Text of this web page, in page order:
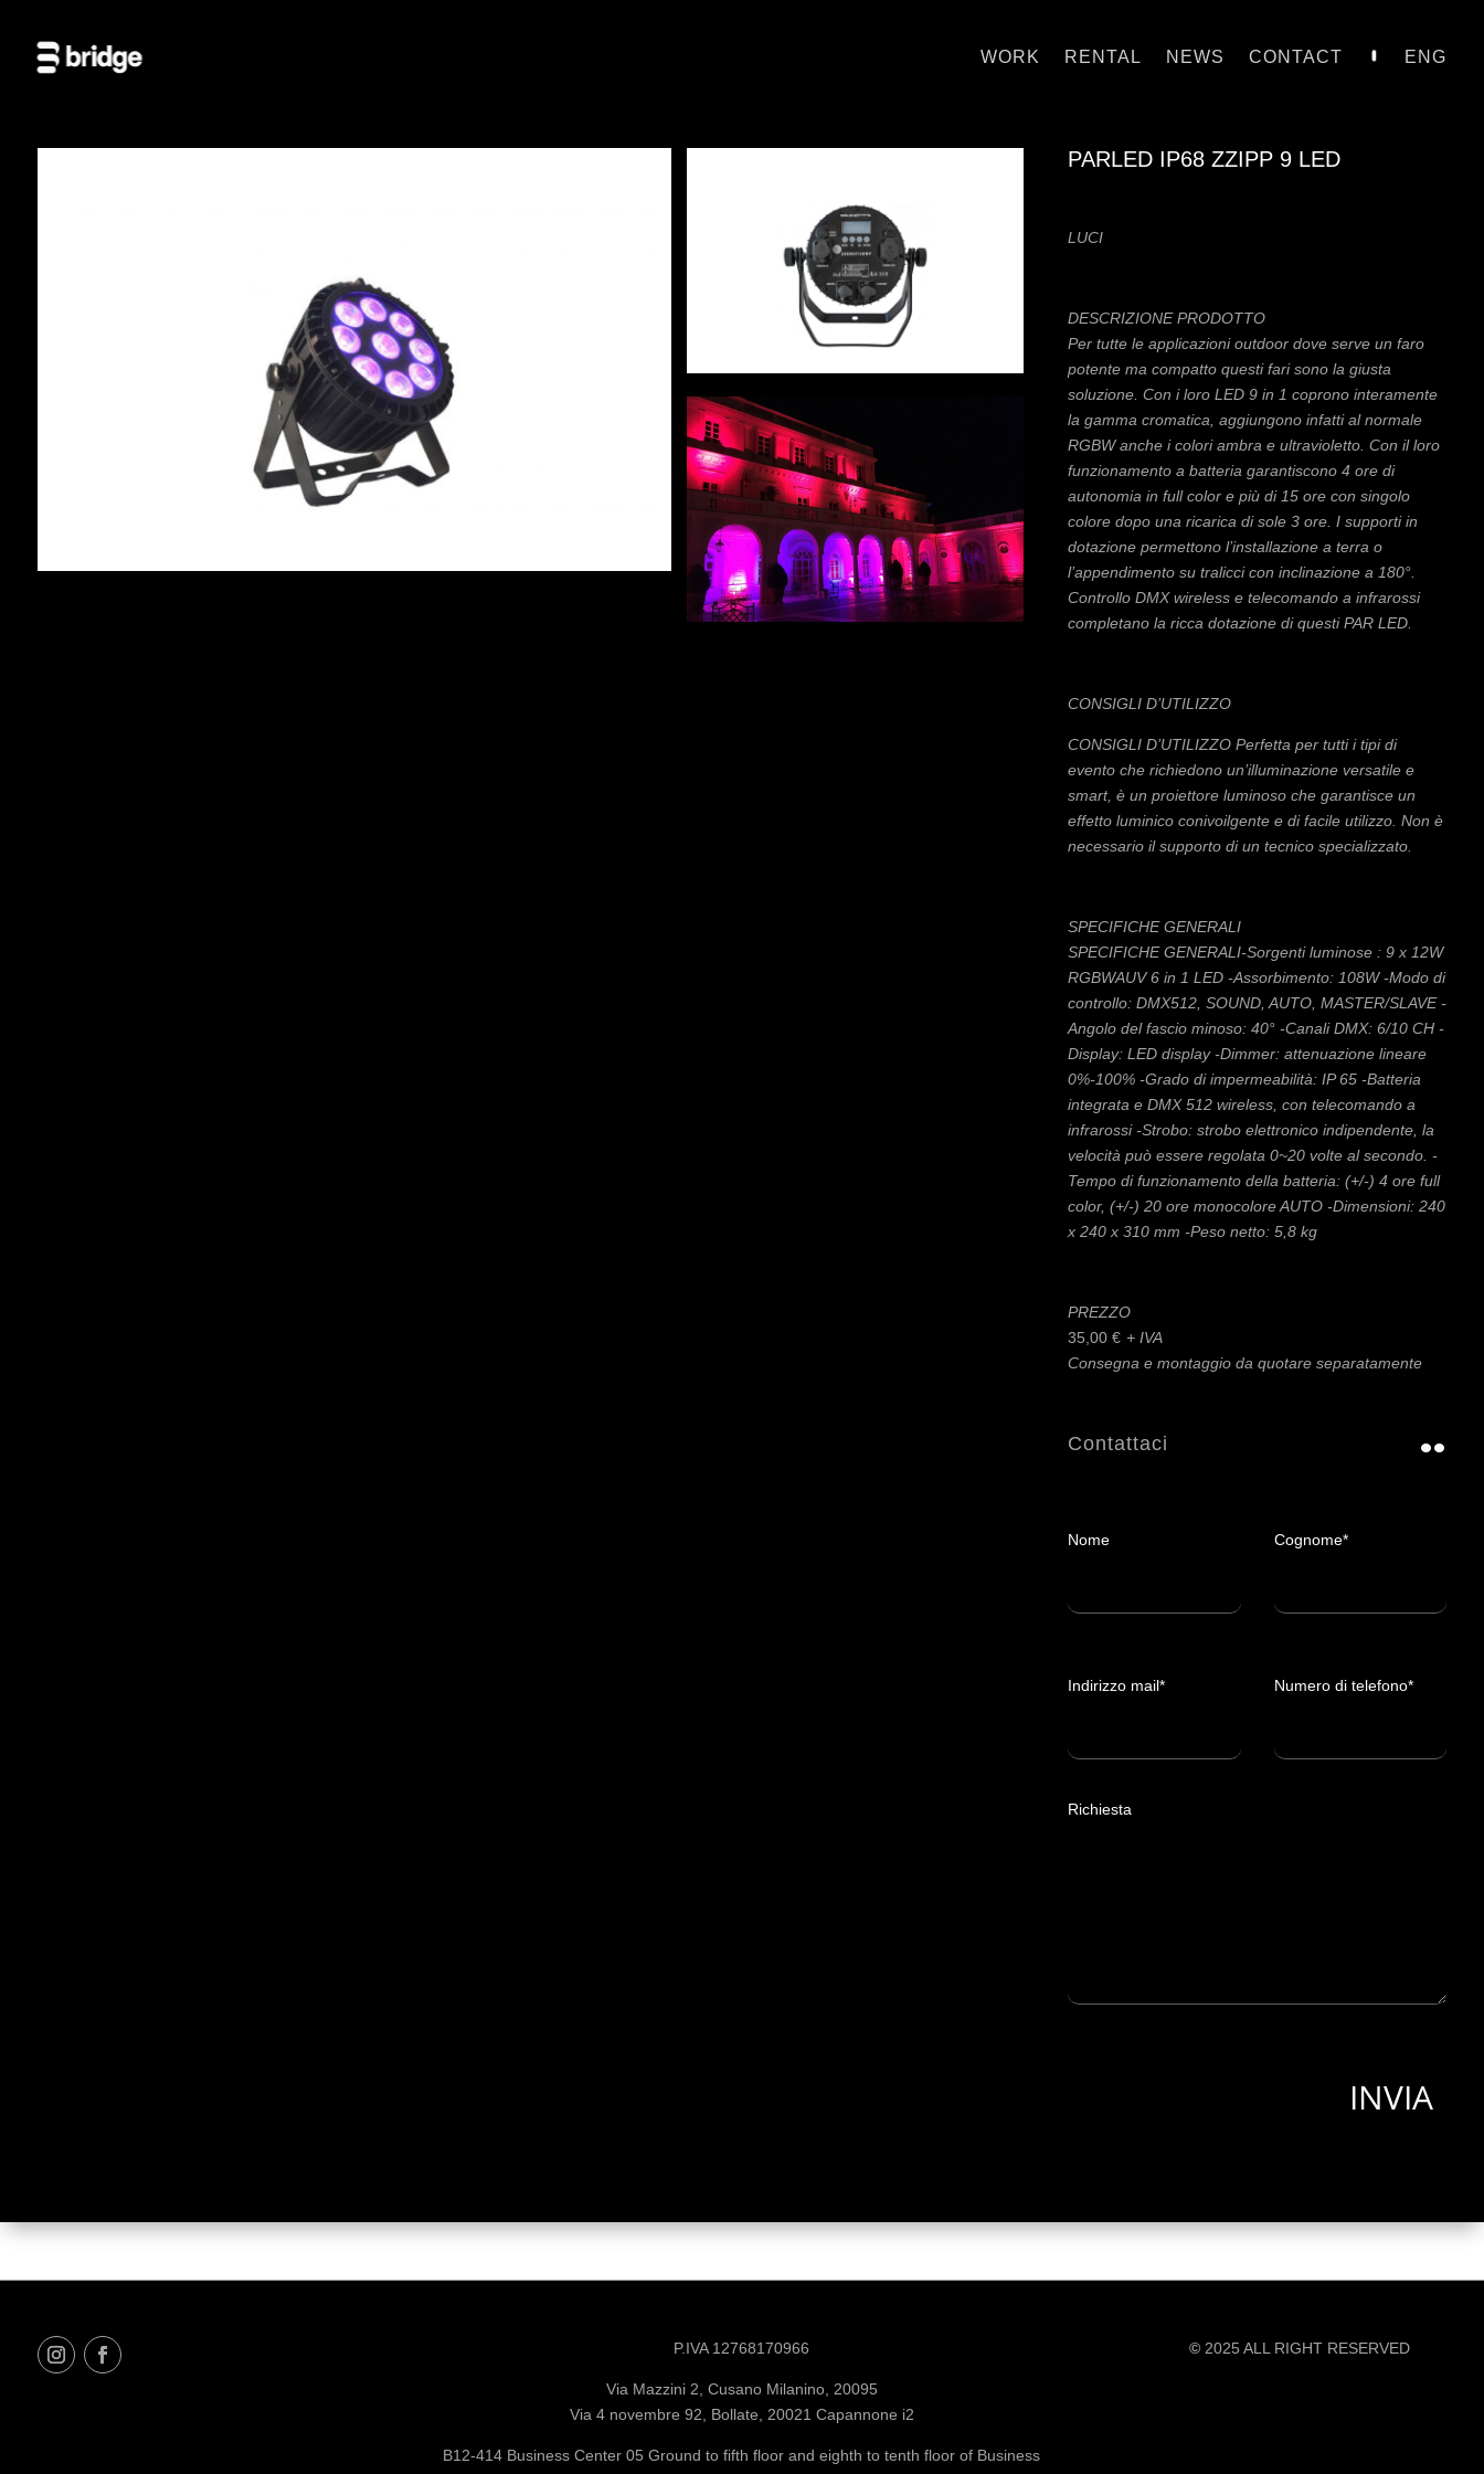
WORK RENTAL NEWS CONTACT ENG
PARLED IP68 ZZIPP 9 LED
LUCI
DESCRIZIONE PRODOTTO
Per tutte le applicazioni outdoor dove serve un faro
potente ma compatto questi fari sono la giusta
soluzione. Con i loro LED 9 in 1 coprono interamente
la gamma cromatica, aggiungono infatti al normale
RGBW anche i colori ambra e ultravioletto. Con il loro
funzionamento a batteria garantiscono 4 ore di
autonomia in full color e più di 15 ore con singolo
colore dopo una ricarica di sole 3 ore. I supporti in
dotazione permettono l’installazione a terra o
l’appendimento su tralicci con inclinazione a 180°.
Controllo DMX wireless e telecomando a infrarossi
completano la ricca dotazione di questi PAR LED.
CONSIGLI D’UTILIZZO
CONSIGLI D’UTILIZZO Perfetta per tutti i tipi di
evento che richiedono un’illuminazione versatile e
smart, è un proiettore luminoso che garantisce un
effetto luminico conivoilgente e di facile utilizzo. Non è
necessario il supporto di un tecnico specializzato.
SPECIFICHE GENERALI
SPECIFICHE GENERALI-Sorgenti luminose : 9 x 12W
RGBWAUV 6 in 1 LED -Assorbimento: 108W -Modo di
controllo: DMX512, SOUND, AUTO, MASTER/SLAVE -
Angolo del fascio minoso: 40° -Canali DMX: 6/10 CH -
Display: LED display -Dimmer: attenuazione lineare
0%-100% -Grado di impermeabilità: IP 65 -Batteria
integrata e DMX 512 wireless, con telecomando a
infrarossi -Strobo: strobo elettronico indipendente, la
velocità può essere regolata 0~20 volte al secondo. -
Tempo di funzionamento della batteria: (+/-) 4 ore full
color, (+/-) 20 ore monocolore AUTO -Dimensioni: 240
x 240 x 310 mm -Peso netto: 5,8 kg
PREZZO
35,00€
Consegna e montaggio da quotare separatamente
Contattaci
Nome Cognome*
Indirizzo mail* Numero di telefono*
Richiesta
P.IVA 12768170966
Via Mazzini 2, Cusano Milanino, 20095
Via 4 novembre 92, Bollate, 20021 Capannone i2
B12-414 Business Center 05 Ground to fifth floor and eighth to tenth floor of Business
© 2025 ALL RIGHT RESERVED
Via 4 novembre 92, Bollate, 20021 Capannone i2
B12-414 Business Center 05 Ground to fifth floor and eighth to tenth floor of Business
Center 05 located in Al Nakheel Area RAK, United Arab Emirates